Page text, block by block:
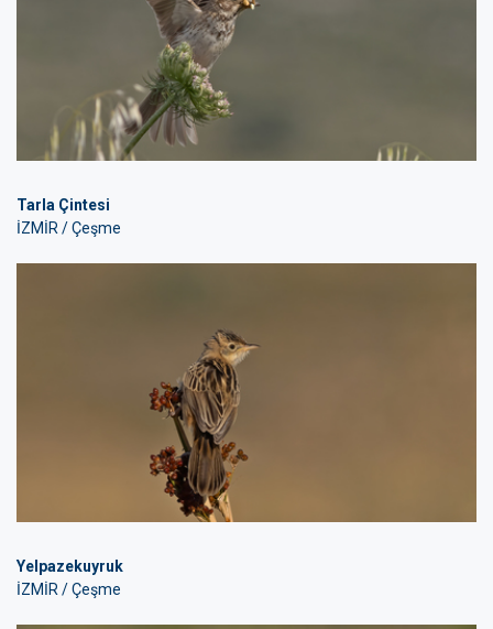
Tarla Çintesi
İZMİR / Çeşme
Yelpazekuyruk
İZMİR / Çeşme